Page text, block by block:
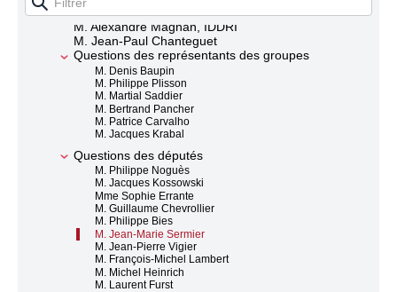
M. Philippe Dandin, Météo-France
M. Alexandre Magnan, IDDRI
M. Jean-Paul Chanteguet
Questions des représentants des groupes
M. Denis Baupin
M. Philippe Plisson
M. Martial Saddier
M. Bertrand Pancher
M. Patrice Carvalho
M. Jacques Krabal
Questions des députés
M. Philippe Noguès
M. Jacques Kossowski
Mme Sophie Errante
M. Guillaume Chevrollier
M. Philippe Bies
M. Jean-Marie Sermier
M. Jean-Pierre Vigier
M. François-Michel Lambert
M. Michel Heinrich
M. Laurent Furst